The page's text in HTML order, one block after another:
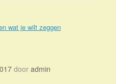
door admin